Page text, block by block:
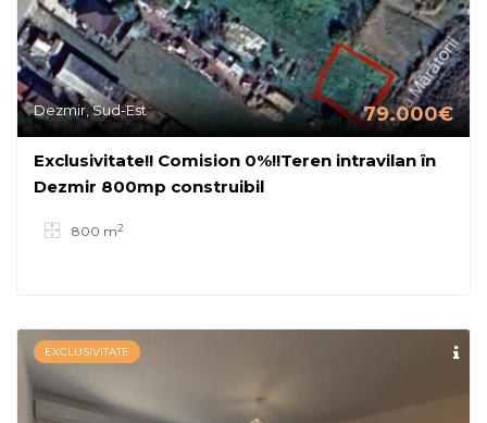
Dezmir, Sud-Est 79.000€
Exclusivitate!! Comision 0%!!Teren intravilan în
Dezmir 800mp construibil
800 m2
EXCLUSIVITATE